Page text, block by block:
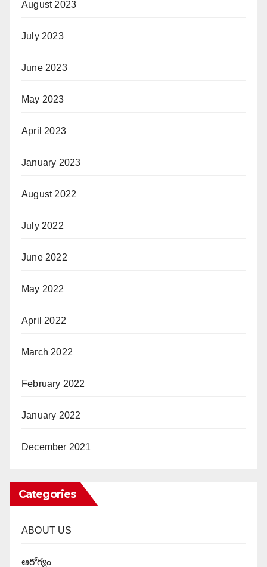
August 2023
July 2023
June 2023
May 2023
April 2023
January 2023
August 2022
July 2022
June 2022
May 2022
April 2022
March 2022
February 2022
January 2022
December 2021
Categories
ABOUT US
ఆరోగ్యం